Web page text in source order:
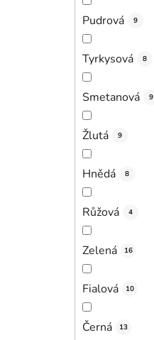
Pudrová 9
Tyrkysová 8
Smetanová 9
Žlutá 9
Hnědá 8
Růžová 4
Zelená 16
Fialová 10
Černá 13